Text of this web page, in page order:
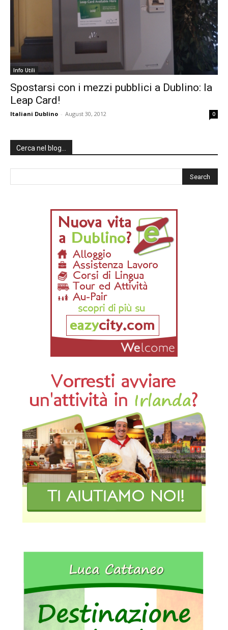
Info Utili
Spostarsi con i mezzi pubblici a Dublino: la
Leap Card!
Italiani Dublino - August 30, 2012 0
Cerca nel blog…